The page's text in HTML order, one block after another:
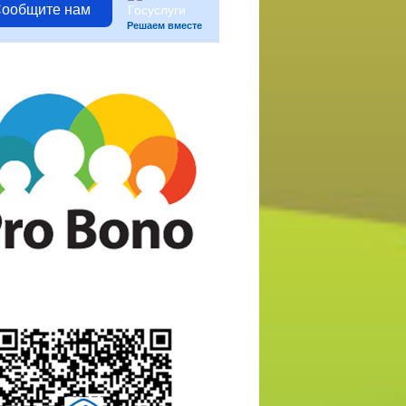
нам
Решаем вместе